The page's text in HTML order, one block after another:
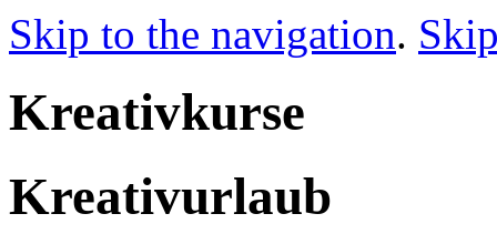
Skip to the navigation.
Kreativkurse
Kreativurlaub